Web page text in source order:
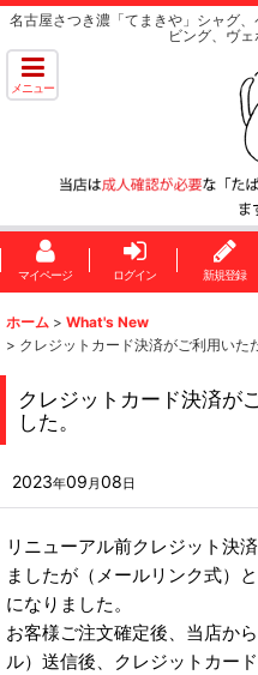
名古屋さつき濃「てまきや」シャグ
ビング、ヴ
メニュー
マイページ ログイン 新規登録
ホーム > What's New
> クレジットカード決済がご利用いた
クレジットカード決済が
した。
2023年09 月 08 日
リニューアル前クレジット決
ましたが（メールリンク式）
になりました。
お客様ご注文確定後、当店か
ル）送信後、クレジットカー